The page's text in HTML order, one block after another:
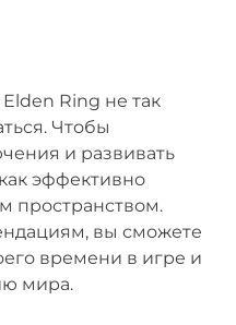
Ring не так
Чтобы
и развивать
эффективно
пространством.
вы сможете
времени в игре и
мира.